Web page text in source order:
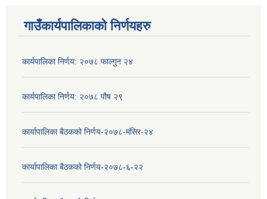
गाउँकार्यपालिकाको निर्णयहरु
कार्यपालिका निर्णय: २०७८ फाल्गुन २४
कार्यपालिका निर्णय: २०७८ पौष २९
कार्यापालिका बैठकको निर्णय-२०७८-मंसिर-२४
कार्यापालिका बैठकको निर्णय-२०७८-६-२२